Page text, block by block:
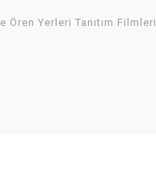
Ören Yerleri Tanıtım Filmleri